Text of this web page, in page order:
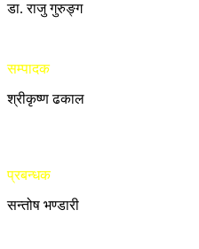
डा. राजु गुरुङ्ग
सम्पादक
श्रीकृष्ण ढकाल
प्रबन्धक
सन्तोष भण्डारी